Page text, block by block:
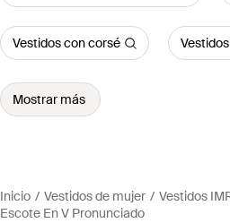
Vestidos con corsé
Mostrar más
Inicio Vestidos de mujer Vestidos
Escote En V Pronunciado